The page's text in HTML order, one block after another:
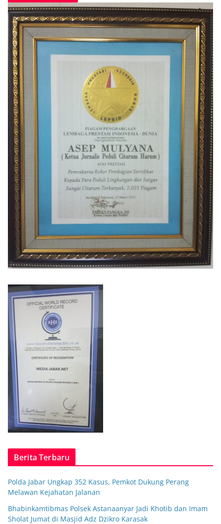
Berita Terbaru
Polda Jabar Ungkap 352 Kasus, Pemkot Dukung Perang
Melawan Kejahatan Jalanan
Bhabinkamtibmas Polsek Astanaanyar Jadi Khotib dan Imam
Sholat Jumat di Masjid Adz Dzikro Karasak